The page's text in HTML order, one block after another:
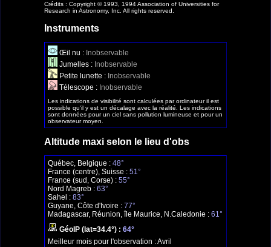
Crédits : Copyright © 1993, 1994 Association of Universities for
Research in Astronomy, Inc. All rights reserved.
Instruments
Œil nu : Inobservable
Jumelles : Inobservable
Petite lunette : Inobservable
Télescope : Inobservable
Les indications de visibilité sont calculées par ordinateur il est
possible qu'il y est un décalage avec la réalité. Les indications
sont données pour un ciel sans pollution lumineuse et pour un
observateur moyen.
Altitude maxi selon le lieu d'obs
Québec, Belgique : 48°
France (centre), Suisse : 51°
France (sud, Corse) : 55°
Nord Magreb : 63°
Sahel : 83°
Guyane, Côte d'Ivoire : 77°
Madagascar, Réunion, île Maurice, N.Caledonie : 61°
GéoIP (lat=34.4°) : 64°
Meilleur mois pour l'observation :Avril